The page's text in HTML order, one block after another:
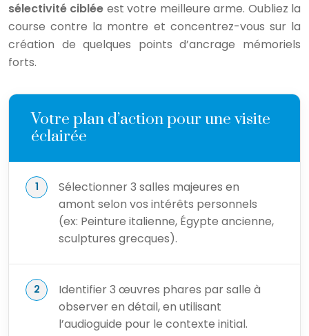
sélectivité ciblée est votre meilleure arme. Oubliez la
course contre la montre et concentrez-vous sur la
création de quelques points d’ancrage mémoriels
forts.
Votre plan d’action pour une visite
éclairée
Sélectionner 3 salles majeures en
amont selon vos intérêts personnels
(ex: Peinture italienne, Égypte ancienne,
sculptures grecques).
Identifier 3 œuvres phares par salle à
observer en détail, en utilisant
l’audioguide pour le contexte initial.